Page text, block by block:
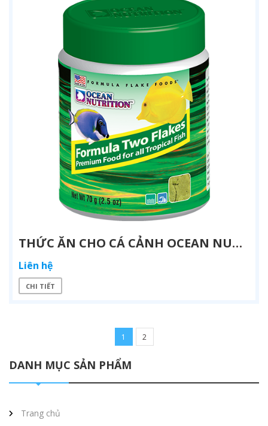
DANH MỤC SẢN PHẨM
Trang chủ
THỨC ĂN CHO CÁ CẢNH OCEAN NUTRITION FORMULA 2
Liên hệ
CHI TIẾT
1 2